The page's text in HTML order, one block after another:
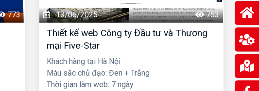
773 13/06/2025 753
Thiết kế web Công ty Đầu tư và Thương
mại Five-Star
Khách hàng tại Hà Nội
Màu sắc chủ đạo: Đen + Trắng
Thời gian làm web: 7 ngày